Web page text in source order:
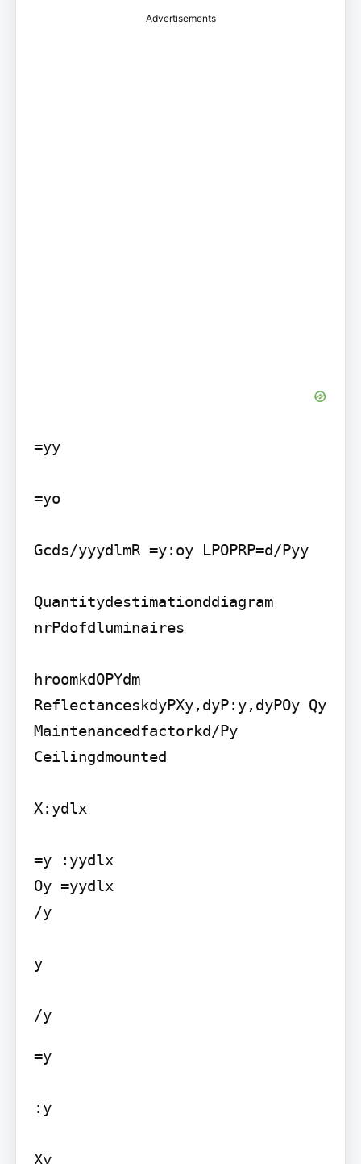
Advertisements
=yy
=yo
Gcds/yyydlmR =y:oy LPOPRP=d/Pyy
Quantitydestimationddiagram
nrPdofdluminaires
hroomkdOPYdm
ReflectanceskdyPXy,dyP:y,dyPOy Qy
Maintenancedfactorkd/Py
Ceilingdmounted
X:ydlx
=y :yydlx
Oy =yydlx
/y
y
/y
=y
:y
Xy